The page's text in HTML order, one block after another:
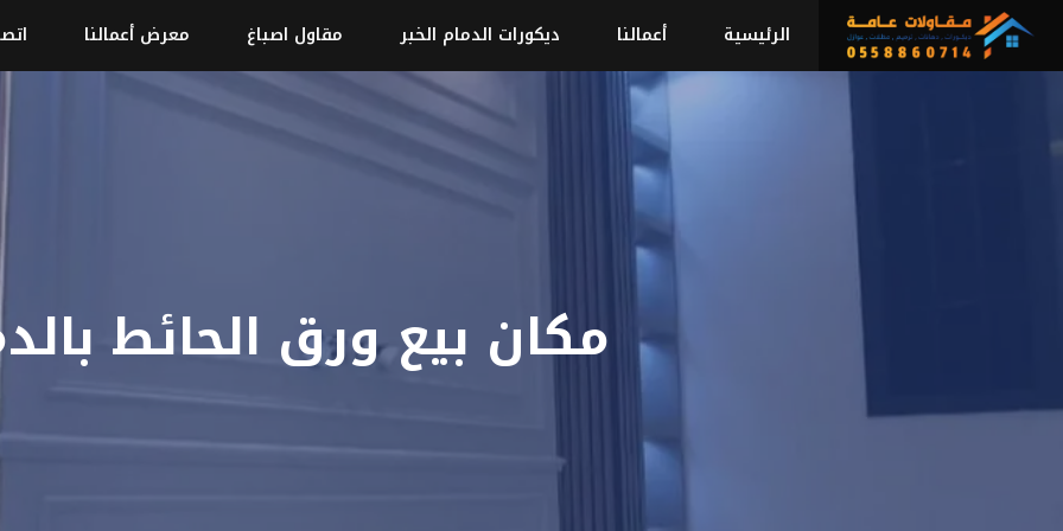
المحتوى
الرئيسية أعمالنا ديكورات الدمام الخبر مقاول اصباغ معرض أعمالنا
مكان بيع ورق الحائط